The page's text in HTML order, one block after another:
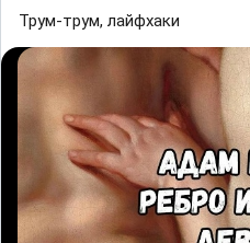
Трум-трум, лайфхаки